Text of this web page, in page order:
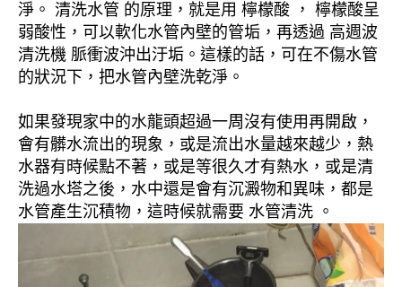
淨。 清洗水管 的原理，就是用 檸檬酸 ， 檸檬酸呈
弱酸性，可以軟化水管內壁的管垢，再透過 高週波
清洗機 脈衝波沖出汙垢。這樣的話，可在不傷水管
的狀況下，把水管內壁洗乾淨。
如果發現家中的水龍頭超過一周沒有使用再開啟，
會有髒水流出的現象，或是流出水量越來越少，熱
水器有時候點不著，或是等很久才有熱水，或是清
洗過水塔之後，水中還是會有沉澱物和異味，都是
水管產生沉積物，這時候就需要 水管清洗 。